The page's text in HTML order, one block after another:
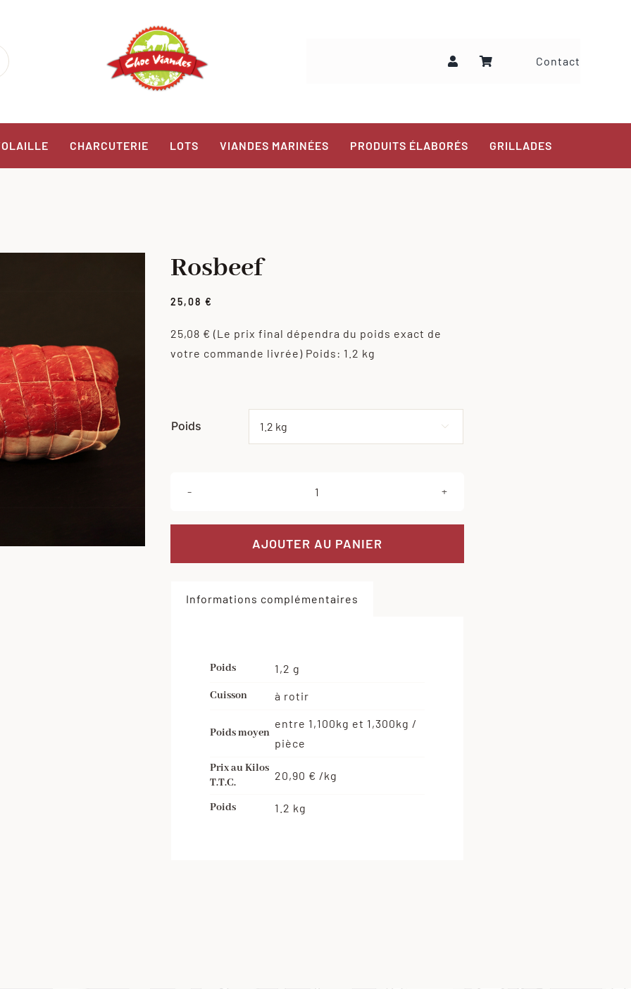
Contact
CHARCUTERIE LOTS VIANDES MARINÉES PRODUITS ÉLABORÉS GRILLADES
Rosbeef
25,08 €
25,08 € (Le prix final dépendra du poids exact de
votre commande livrée) Poids: 1.2 kg
Poids 
Effacer
quantité
Rosbeef
AJOUTER AU PANIER
Informations complémentaires
Poids 1,2 g
Cuisson à rotir
Poids moyen
entre 1,100kg et 1,300kg /
pièce
Prix au Kilos
T.T.C.
20,90 € /kg
Poids 1.2 kg